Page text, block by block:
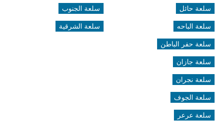
سلعة حائل
سلعة الباحه
سلعة حفر الباطن
سلعة جازان
سلعة نجران
سلعة الجوف
سلعة عرعر
سلعة الجنوب
سلعة الشرقية